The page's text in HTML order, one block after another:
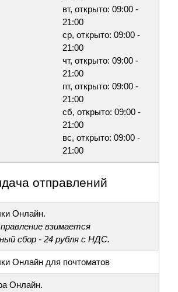
вт, открыто: 09:00 -
21:00
ср, открыто: 09:00 -
21:00
чт, открыто: 09:00 -
21:00
пт, открыто: 09:00 -
21:00
сб, открыто: 09:00 -
21:00
вс, открыто: 09:00 -
21:00
отправлений
Онлайн.
взимается
сбор - 24 рубля с НДС.
Онлайн для почтоматов
Онлайн.